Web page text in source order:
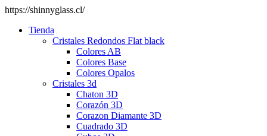
https://shinnyglass.cl/
Tienda
Cristales Redondos Flat black
Colores AB
Colores Base
Colores Opalos
Cristales 3d
Chaton 3D
Corazón 3D
Corazon Diamante 3D
Cuadrado 3D